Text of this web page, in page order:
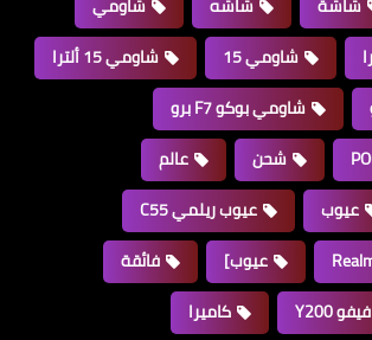
شاشة شاشه
شاومي
شاومي 15
شاومي 15 ألترا
شاومي بوكو F7 برو
شحن
عالم
عيوب
عيوب ريلمي C55
عيوب]
فائقة
فيفو Y200
كاميرا